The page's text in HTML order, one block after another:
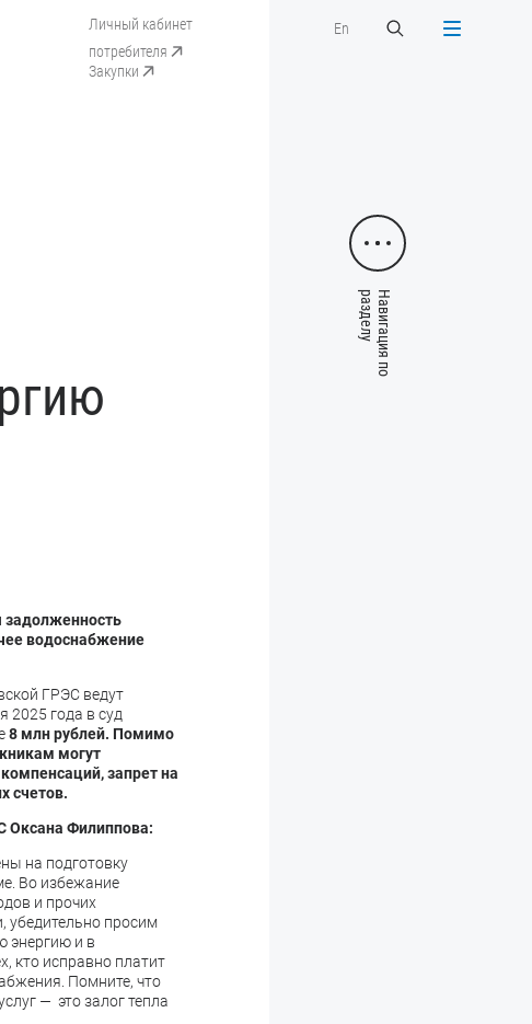
Личный кабинет
потребителя
Закупки
En
задолженность
водоснабжение
ГРЭС ведут
2025 года в суд
8 млн рублей. Помимо
могут
запрет на
счетов.
Оксана Филиппова:
на подготовку
Во избежание
и прочих
убедительно просим
энергию и в
кто исправно платит
Помните, что
— это залог тепла